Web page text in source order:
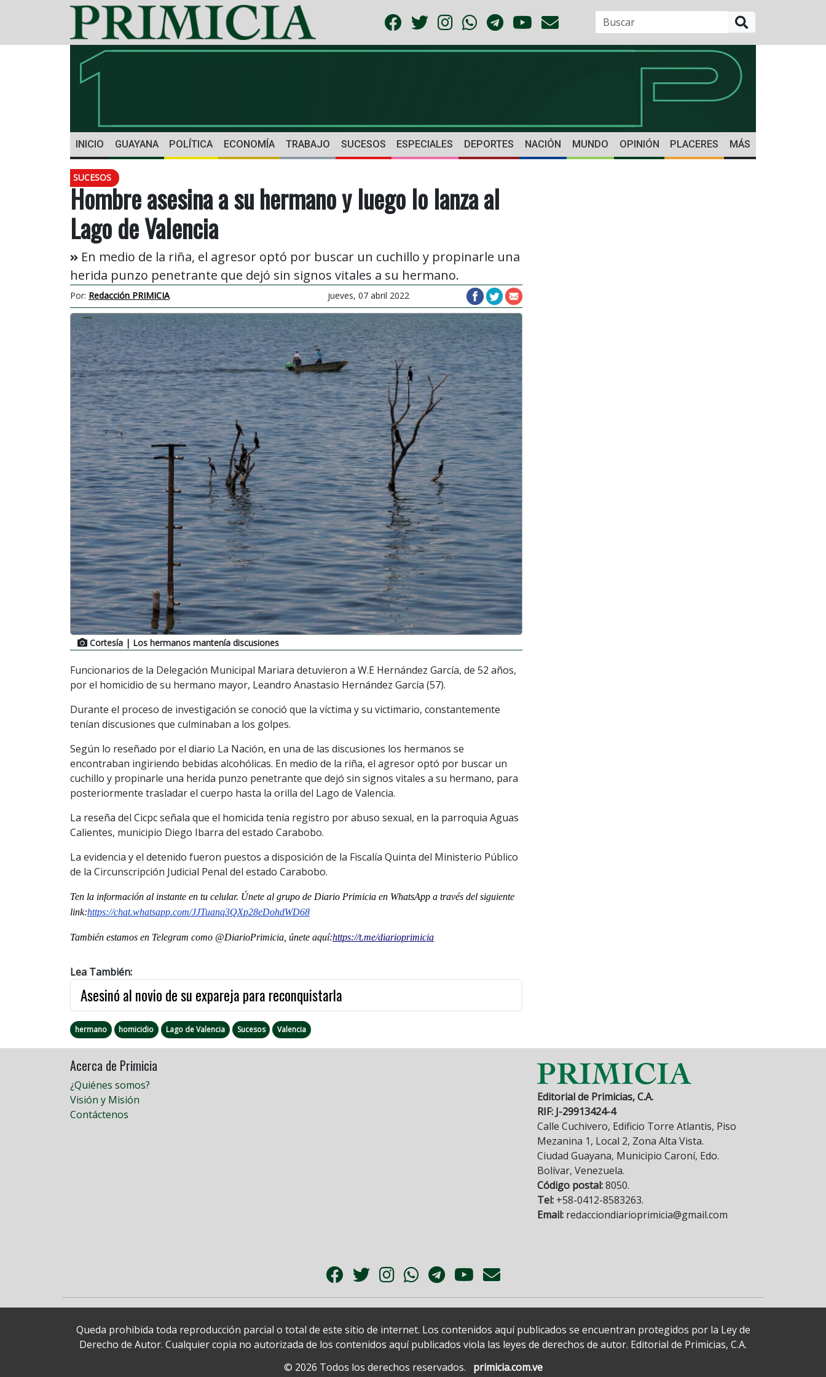
INICIO GUAYANA POLÍTICA ECONOMÍA TRABAJO SUCESOS ESPECIALES DEPORTES NACIÓN MUNDO OPINIÓN PLACERES MÁS
SUCESOS
Hombre asesina a su hermano y luego lo lanza al
Lago de Valencia
En medio de la riña, el agresor optó por buscar un cuchillo y propinarle una
herida punzo penetrante que dejó sin signos vitales a su hermano.
Por: Redacción PRIMICIA jueves, 07 abril 2022
Cortesía | Los hermanos mantenía discusiones
Funcionarios de la Delegación Municipal Mariara detuvieron a W.E Hernández García, de 52 años,
por el homicidio de su hermano mayor, Leandro Anastasio Hernández García (57).
Durante el proceso de investigación se conoció que la víctima y su victimario, constantemente
tenían discusiones que culminaban a los golpes.
Según lo reseñado por el diario La Nación, en una de las discusiones los hermanos se
encontraban ingiriendo bebidas alcohólicas. En medio de la riña, el agresor optó por buscar un
cuchillo y propinarle una herida punzo penetrante que dejó sin signos vitales a su hermano, para
posteriormente trasladar el cuerpo hasta la orilla del Lago de Valencia.
La reseña del Cicpc señala que el homicida tenía registro por abuso sexual, en la parroquia Aguas
Calientes, municipio Diego Ibarra del estado Carabobo.
La evidencia y el detenido fueron puestos a disposición de la Fiscalía Quinta del Ministerio Público
de la Circunscripción Judicial Penal del estado Carabobo.
Ten la información al instante en tu celular. Únete al grupo de Diario Primicia en WhatsApp a través del siguiente
link:https://chat.whatsapp.com/JJTuanq3QXp28eDohdWD68
También estamos en Telegram como @DiarioPrimicia, únete aquí:https://t.me/diarioprimicia
Lea También:
Asesinó al novio de su expareja para reconquistarla
hermano homicidio Lago de Valencia Sucesos Valencia
Acerca de Primicia
¿Quiénes somos?
Visión y Misión
Contáctenos
Editorial de Primicias, C.A.
RIF: J-29913424-4
Calle Cuchivero, Edificio Torre Atlantis, Piso
Mezanina 1, Local 2, Zona Alta Vista.
Ciudad Guayana, Municipio Caroní, Edo.
Bolívar, Venezuela.
Código postal:8050.
Tel: +58-0412-8583263.
Email: redacciondiarioprimicia@gmail.com
Queda prohibida toda reproducción parcial o total de este sitio de internet. Los contenidos aquí publicados se encuentran protegidos por la Ley de
Derecho de Autor. Cualquier copia no autorizada de los contenidos aquí publicados viola las leyes de derechos de autor. Editorial de Primicias, C.A.
© 2026 Todos los derechos reservados.
primicia.com.ve